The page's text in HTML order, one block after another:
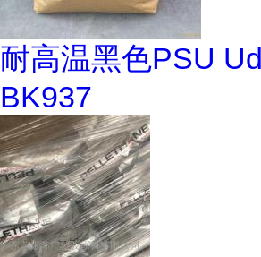
耐高温黑色PSU
BK937